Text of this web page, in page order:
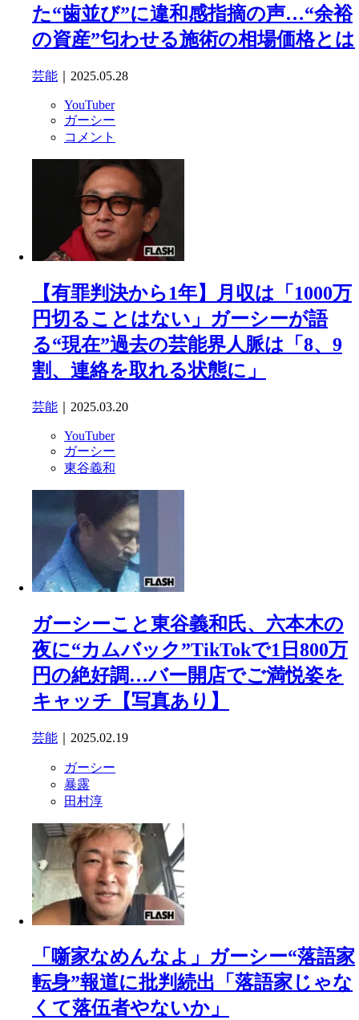
た“歯並び”に違和感指摘の声…“余裕
の資産”匂わせる施術の相場価格とは
芸能 ｜2025.05.28
YouTuber
ガーシー
コメント
【有罪判決から1年】月収は「1000万
円切ることはない」ガーシーが語
る“現在”過去の芸能界人脈は「8、9
割、連絡を取れる状態に」
芸能 ｜2025.03.20
YouTuber
ガーシー
東谷義和
ガーシーこと東谷義和氏、六本木の
夜に“カムバック”TikTokで1日800万
円の絶好調…バー開店でご満悦姿を
キャッチ【写真あり】
芸能 ｜2025.02.19
ガーシー
暴露
田村淳
「噺家なめんなよ」ガーシー“落語家
転身”報道に批判続出「落語家じゃな
くて落伍者やないか」